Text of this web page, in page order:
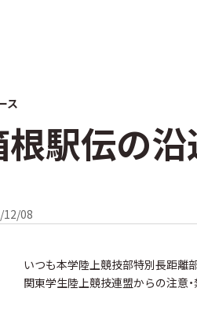
ス
根駅伝の
12/08
いつも本学陸上競技部特別長距離
関東学生陸上競技連盟からの注意